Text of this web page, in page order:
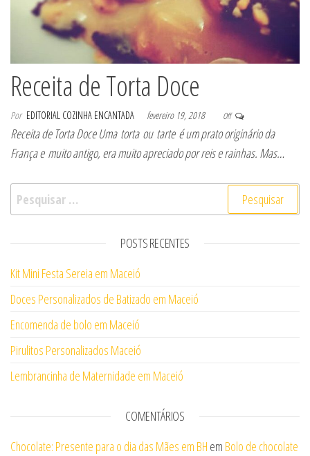
Receita de Torta Doce
Por EDITORIAL COZINHA ENCANTADA fevereiro 19, 2018 Off
Receita de Torta Doce Uma torta ou tarte é um prato originário da
França e muito antigo, era muito apreciado por reis e rainhas. Mas…
Pesquisar por:
POSTS RECENTES
Kit Mini Festa Sereia em Maceió
Doces Personalizados de Batizado em Maceió
Encomenda de bolo em Maceió
Pirulitos Personalizados Maceió
Lembrancinha de Maternidade em Maceió
COMENTÁRIOS
Chocolate: Presente para o dia das Mães em BH em Bolo de chocolate